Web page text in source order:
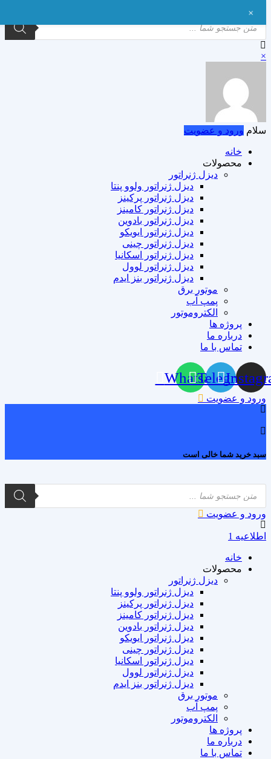
search
×
سلام ورود و عضویت
خانه
محصولات
دیزل ژنراتور
دیزل ژنراتور ولوو پنتا
دیزل ژنراتور پرکینز
دیزل ژنراتور کامینز
دیزل ژنراتور بادوین
دیزل ژنراتور ایویکو
دیزل ژنراتور چینی
دیزل ژنراتور اسکانیا
دیزل ژنراتور لوول
دیزل ژنراتور بنز ایدم
موتور برق
پمپ آب
الکتروموتور
پروژه ها
درباره ما
تماس با ما
Telegram
Whatsapp
ورود و عضویت
سبد خرید شما خالی است
Products
search
ورود و عضویت
اطلاعیه 1
خانه
محصولات
دیزل ژنراتور
دیزل ژنراتور ولوو پنتا
دیزل ژنراتور پرکینز
دیزل ژنراتور کامینز
دیزل ژنراتور بادوین
دیزل ژنراتور ایویکو
دیزل ژنراتور چینی
دیزل ژنراتور اسکانیا
دیزل ژنراتور لوول
دیزل ژنراتور بنز ایدم
موتور برق
پمپ آب
الکتروموتور
پروژه ها
درباره ما
تماس با ما
+